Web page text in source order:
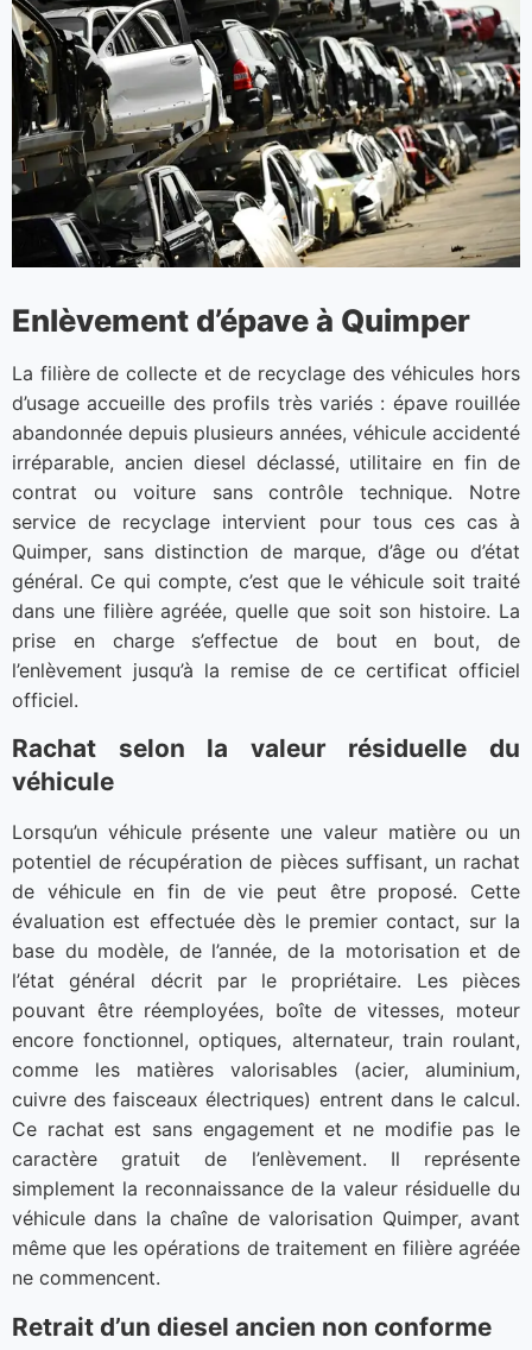
Enlèvement d’épave à Quimper
La filière de collecte et de recyclage des véhicules hors
d’usage accueille des profils très variés : épave rouillée
abandonnée depuis plusieurs années, véhicule accidenté
irréparable, ancien diesel déclassé, utilitaire en fin de
contrat ou voiture sans contrôle technique. Notre
service de recyclage intervient pour tous ces cas à
Quimper, sans distinction de marque, d’âge ou d’état
général. Ce qui compte, c’est que le véhicule soit traité
dans une filière agréée, quelle que soit son histoire. La
prise en charge s’effectue de bout en bout, de
l’enlèvement jusqu’à la remise de ce certificat officiel
officiel.
Rachat selon la valeur résiduelle du
véhicule
Lorsqu’un véhicule présente une valeur matière ou un
potentiel de récupération de pièces suffisant, un rachat
de véhicule en fin de vie peut être proposé. Cette
évaluation est effectuée dès le premier contact, sur la
base du modèle, de l’année, de la motorisation et de
l’état général décrit par le propriétaire. Les pièces
pouvant être réemployées, boîte de vitesses, moteur
encore fonctionnel, optiques, alternateur, train roulant,
comme les matières valorisables (acier, aluminium,
cuivre des faisceaux électriques) entrent dans le calcul.
Ce rachat est sans engagement et ne modifie pas le
caractère gratuit de l’enlèvement. Il représente
simplement la reconnaissance de la valeur résiduelle du
véhicule dans la chaîne de valorisation Quimper, avant
même que les opérations de traitement en filière agréée
ne commencent.
Retrait d’un diesel ancien non conforme